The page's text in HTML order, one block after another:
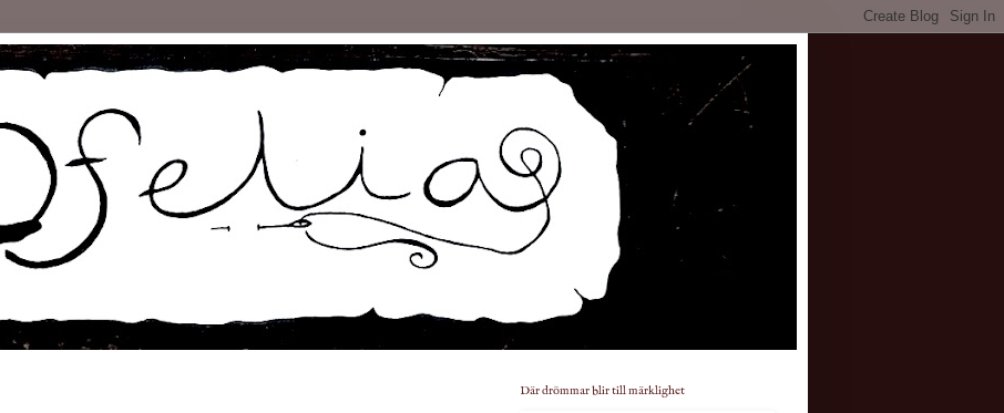
Där drömmar blir till märklighet